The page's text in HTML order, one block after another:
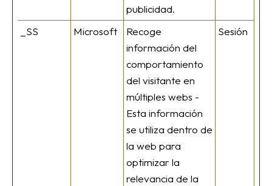
publicidad.
_SS Microsoft
Recoge
información del
comportamiento
del visitante en
múltiples webs -
Esta información
se utiliza dentro de
la web para
optimizar la
relevancia de la
Sesión